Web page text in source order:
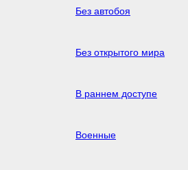
Без автобоя
Без открытого мира
В раннем доступе
Военные